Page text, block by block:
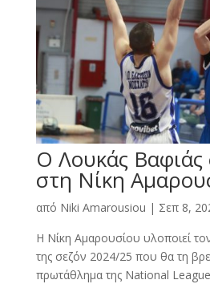
O Λουκάς Βαφιάς
στη Νίκη
από Niki Amarousiou | Σεπ 8,
Η Νίκη Αμαρουσίου υλοποιεί
της σεζόν 2024/25 που θα τη
πρωτάθλημα της National